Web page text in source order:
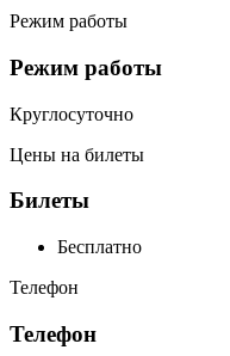
Режим работы
Режим работы
Круглосуточно
Цены на билеты
Билеты
Бесплатно
Телефон
Телефон